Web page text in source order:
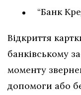
“Банк
Відкриття
банківському
моменту
допомоги або